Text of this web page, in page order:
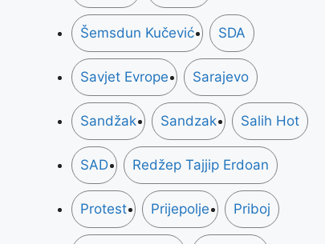
Šemsdun Kučević SDA
Savjet Evrope Sarajevo
Sandžak Sandzak Salih Hot
SAD Redžep Tajjip Erdoan
Protest Prijepolje Priboj